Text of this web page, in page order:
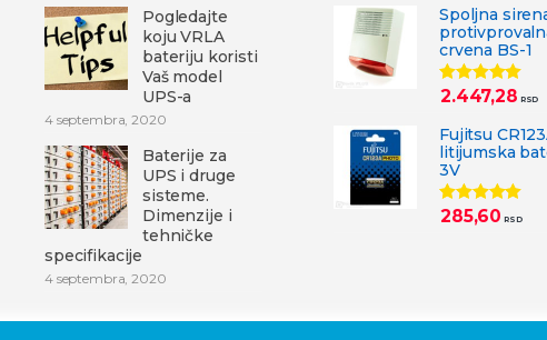
Pogledajte
koju VRLA
bateriju koristi
Vaš model
UPS-a
4 septembra, 2020
Baterije za
UPS i druge
sisteme.
Dimenzije i
tehničke
specifikacije
4 septembra, 2020
Spoljna
crvena BS-1
Ocenjeno
od 5
2.447,28 RSD
Fujitsu
litijumska
3V
Ocenjeno
od 5
285,60 RSD